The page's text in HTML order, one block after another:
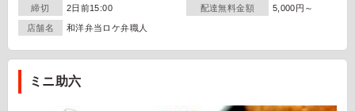
締切 2日前15:00 配達無料金額 5,000円～
店舗名 和洋弁当ロケ弁職人
ミニ助六